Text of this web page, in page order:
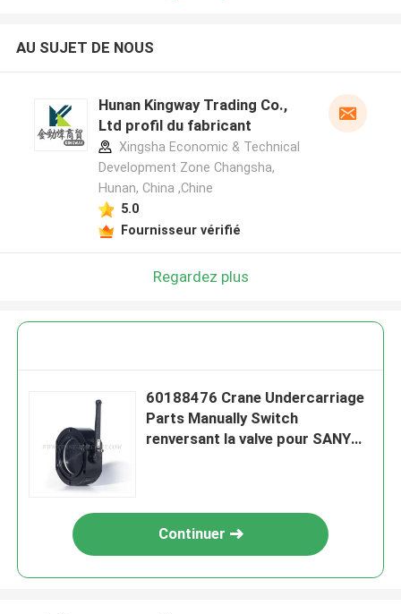
AU SUJET DE NOUS
Hunan Kingway Trading Co.,
Ltd profil du fabricant
Xingsha Economic & Technical
Development Zone Changsha,
Hunan, China ,Chine
5.0
Fournisseur vérifié
Regardez plus
60188476 Crane Undercarriage
Parts Manually Switch
renversant la valve pour SANY
Continuer